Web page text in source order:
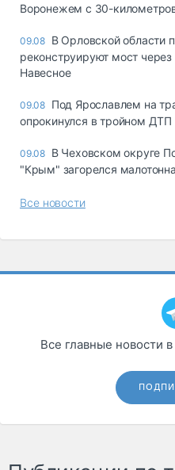
Воронежем с 30-
09.08 В Орловской области
реконструируют мост
Навесное
09.08 Под Ярославлем на
опрокинулся в тройном
09.08 В Чеховском округе
"Крым" загорелся
Все новости
Все главные новости